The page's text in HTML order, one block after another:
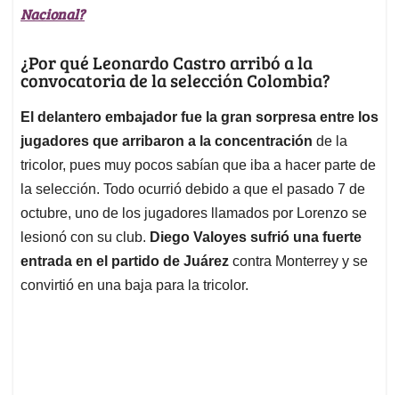
Nacional?
¿Por qué Leonardo Castro arribó a la
convocatoria de la selección Colombia?
El delantero embajador fue la gran sorpresa entre los
jugadores que arribaron a la concentración de la
tricolor, pues muy pocos sabían que iba a hacer parte de
la selección. Todo ocurrió debido a que el pasado 7 de
octubre, uno de los jugadores llamados por Lorenzo se
lesionó con su club. Diego Valoyes sufrió una fuerte
entrada en el partido de Juárez contra Monterrey y se
convirtió en una baja para la tricolor.